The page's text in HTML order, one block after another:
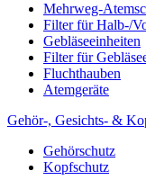
Mehrweg-
Filter für Halb-/
Gebläseeinheiten
Filter für
Fluchthauben
Atemgeräte
Gehör-, Gesichts- &
Gehörschutz
Kopfschutz